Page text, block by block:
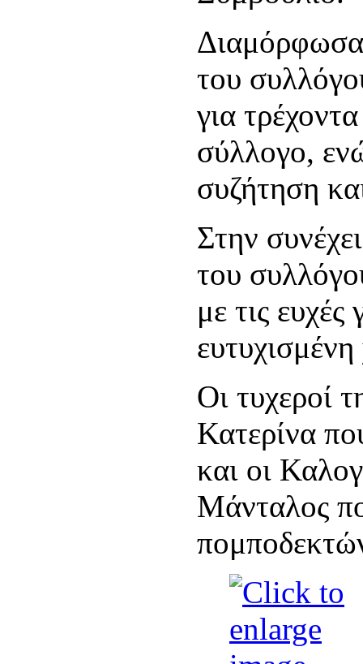
του
για
σύλλογο,
συζήτηση
Στην
του
με τις
Οι τυχεροί
Κατερίνα
και οι
Μάνταλος